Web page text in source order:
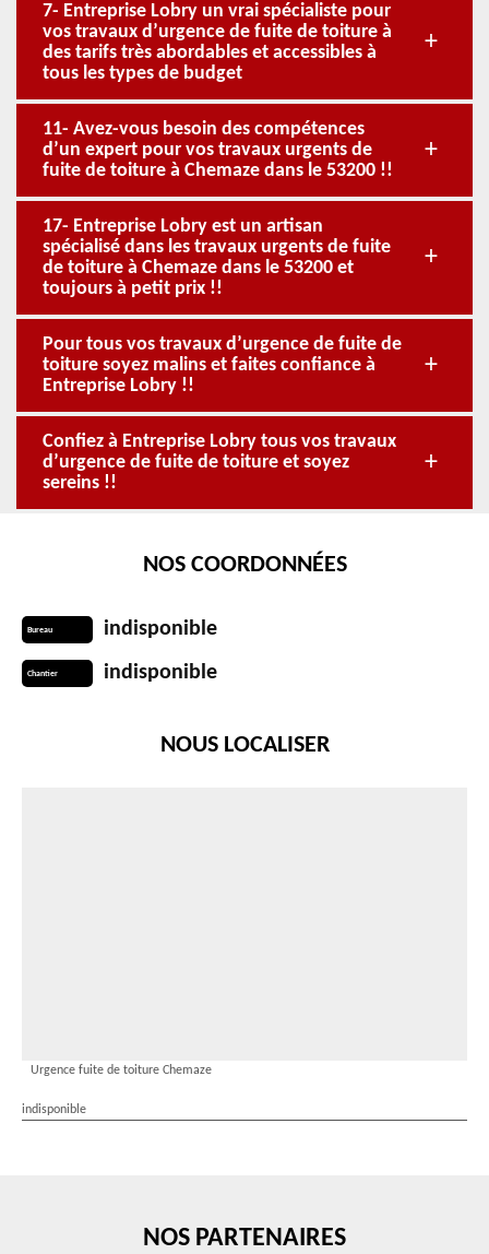
7- Entreprise Lobry un vrai spécialiste pour
vos travaux d’urgence de fuite de toiture à
des tarifs très abordables et accessibles à
tous les types de budget
11- Avez-vous besoin des compétences
d’un expert pour vos travaux urgents de
fuite de toiture à Chemaze dans le 53200 !!
17- Entreprise Lobry est un artisan
spécialisé dans les travaux urgents de fuite
de toiture à Chemaze dans le 53200 et
toujours à petit prix !!
Pour tous vos travaux d’urgence de fuite de
toiture soyez malins et faites confiance à
Entreprise Lobry !!
Confiez à Entreprise Lobry tous vos travaux
d’urgence de fuite de toiture et soyez
sereins !!
NOS COORDONNÉES
Bureau indisponible
Chantier indisponible
NOUS LOCALISER
Urgence fuite de toiture Chemaze
indisponible
NOS PARTENAIRES